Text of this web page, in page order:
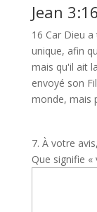
Jean
16 Car Dieu
unique, afin
mais qu'il ait
envoyé son
monde, mais
7. À votre
Que signifie «